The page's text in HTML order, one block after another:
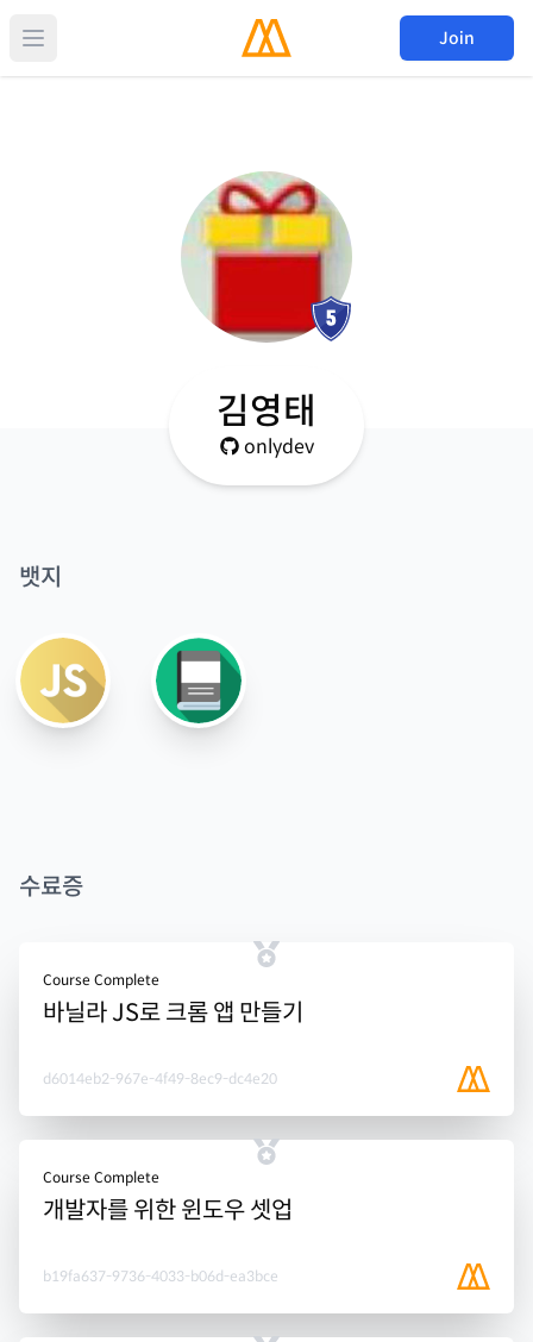
Join
김영태
onlydev
뱃지
수료증
Course Complete
바닐라 JS로 크롬 앱 만들기
d6014eb2-967e-4f49-8ec9-dc4e20
Course Complete
개발자를 위한 윈도우 셋업
b19fa637-9736-4033-b06d-ea3bce